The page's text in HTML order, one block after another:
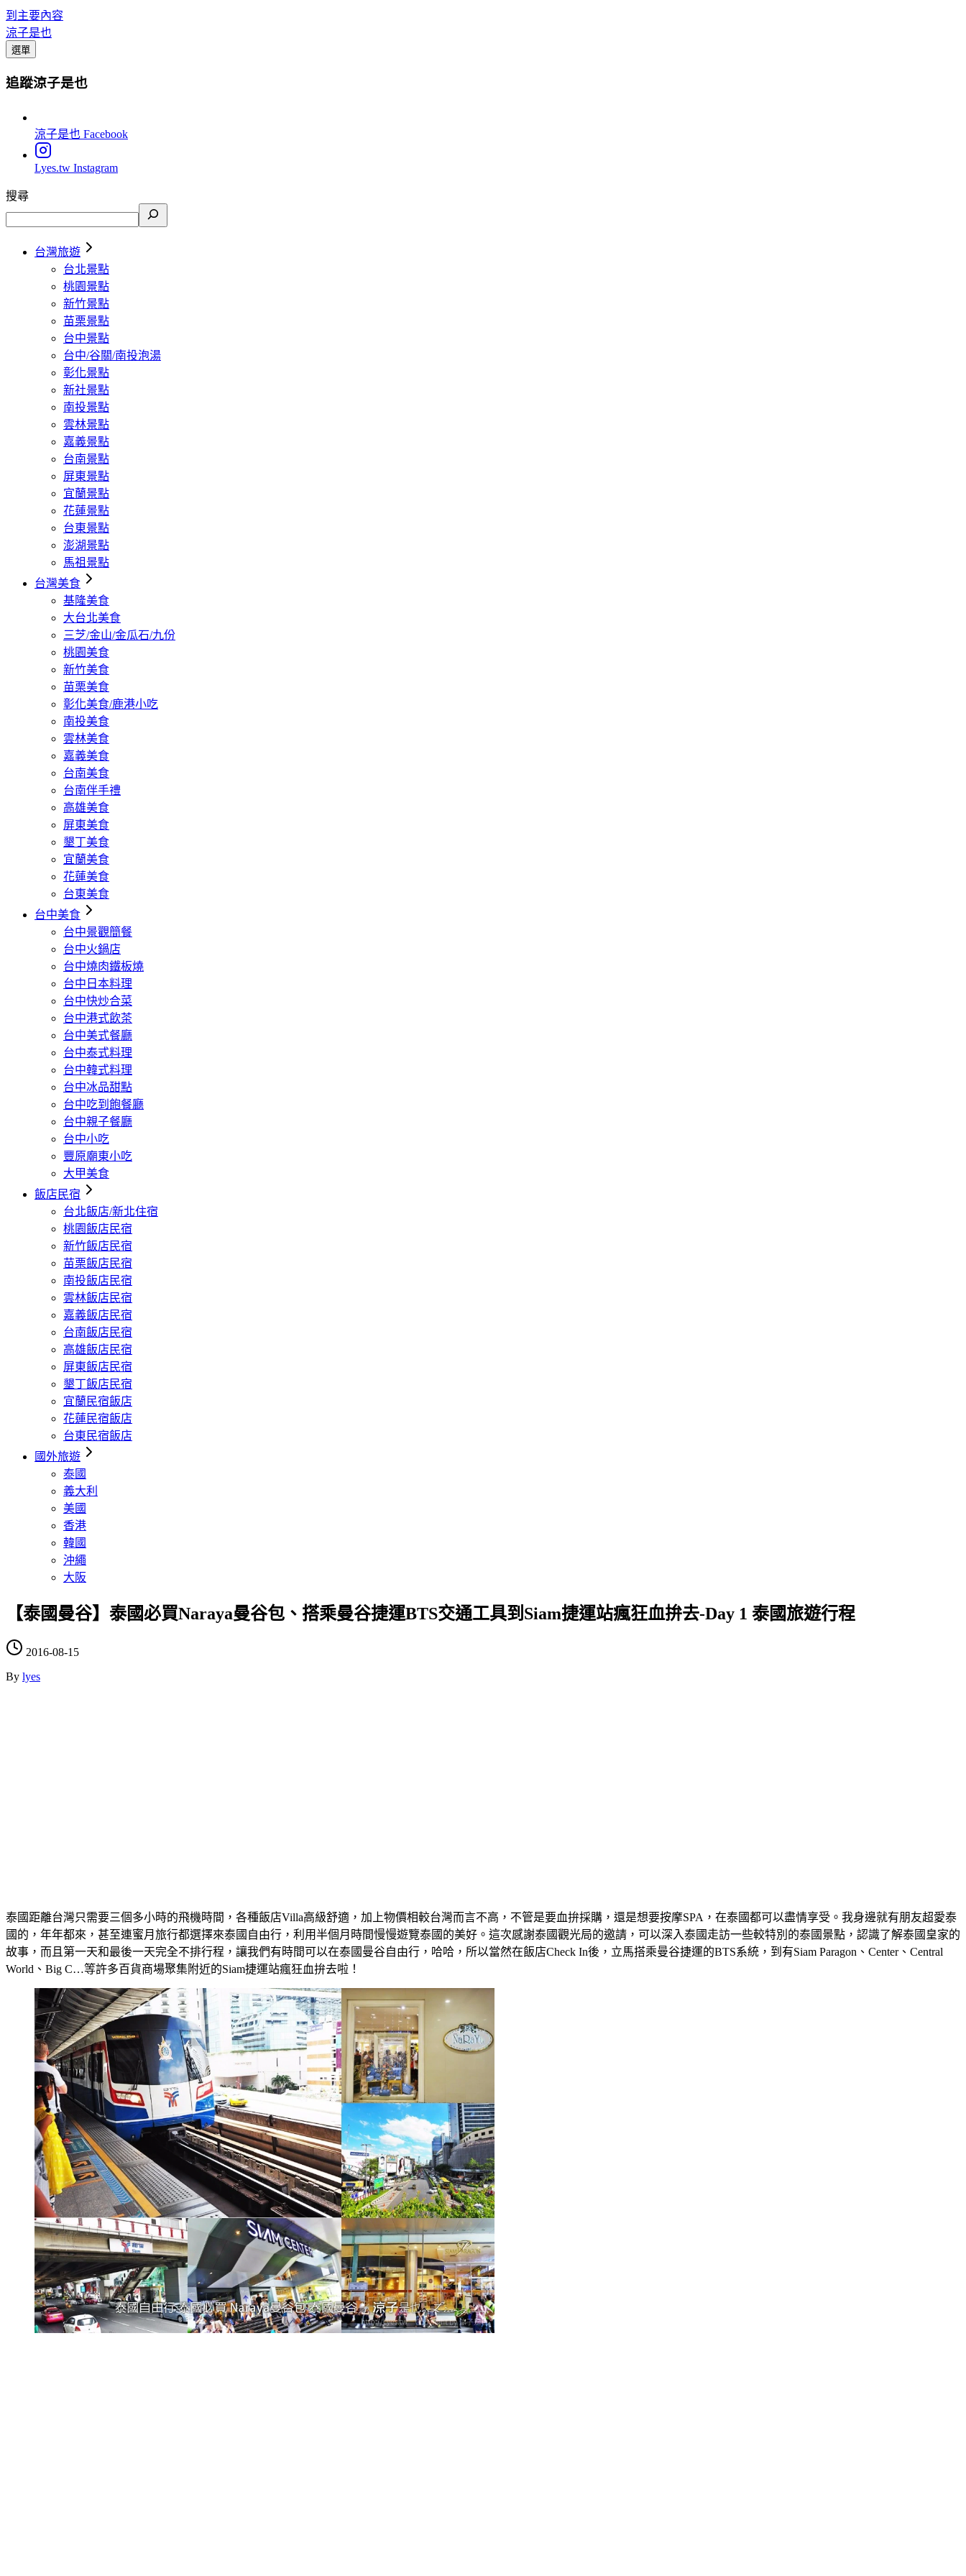
到主要內容
涼子是也
選單
追蹤涼子是也
涼子是也 Facebook
Lyes.tw Instagram
搜尋
台灣旅遊
台北景點
桃園景點
新竹景點
苗栗景點
台中景點
台中/谷關/南投泡湯
彰化景點
新社景點
南投景點
雲林景點
嘉義景點
台南景點
屏東景點
宜蘭景點
花蓮景點
台東景點
澎湖景點
馬祖景點
台灣美食
基隆美食
大台北美食
三芝/金山/金瓜石/九份
桃園美食
新竹美食
苗栗美食
彰化美食/鹿港小吃
南投美食
雲林美食
嘉義美食
台南美食
台南伴手禮
高雄美食
屏東美食
墾丁美食
宜蘭美食
花蓮美食
台東美食
台中美食
台中景觀簡餐
台中火鍋店
台中燒肉鐵板燒
台中日本料理
台中快炒合菜
台中港式飲茶
台中美式餐廳
台中泰式料理
台中韓式料理
台中冰品甜點
台中吃到飽餐廳
台中親子餐廳
台中小吃
豐原廟東小吃
大甲美食
飯店民宿
台北飯店/新北住宿
桃園飯店民宿
新竹飯店民宿
苗栗飯店民宿
南投飯店民宿
雲林飯店民宿
嘉義飯店民宿
台南飯店民宿
高雄飯店民宿
屏東飯店民宿
墾丁飯店民宿
宜蘭民宿飯店
花蓮民宿飯店
台東民宿飯店
國外旅遊
泰國
義大利
美國
香港
韓國
沖繩
大阪
【泰國曼谷】泰國必買Naraya曼谷包、搭乘曼谷捷運BTS交通工具到Siam捷運站瘋狂血拚去-Day 1 泰國旅遊行程
2016-08-15
By lyes
泰國距離台灣只需要三個多小時的飛機時間，各種飯店Villa高級舒適，加上物價相較台灣而言不高，不管是要血拚採購，還是想要按摩SPA，在泰國都可以盡情享受。我身邊就有朋友超愛泰
國的，年年都來，甚至連蜜月旅行都選擇來泰國自由行，利用半個月時間慢慢遊覽泰國的美好。這次感謝泰國觀光局的邀請，可以深入泰國走訪一些較特別的泰國景點，認識了解泰國皇家的
故事，而且第一天和最後一天完全不排行程，讓我們有時間可以在泰國曼谷自由行，哈哈，所以當然在飯店Check In後，立馬搭乘曼谷捷運的BTS系統，到有Siam Paragon、Center、Central
World、Big C…等許多百貨商場聚集附近的Siam捷運站瘋狂血拚去啦！